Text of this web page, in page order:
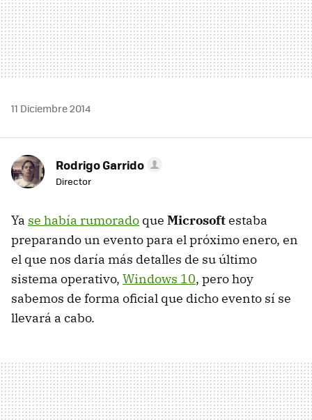
11 Diciembre 2014
Rodrigo Garrido
Director
Ya se había rumorado que Microsoftestaba
preparando un evento para el próximo enero, en
el que nos daría más detalles de su último
sistema operativo, Windows 10, pero hoy
sabemos de forma oficial que dicho evento sí se
llevará a cabo.